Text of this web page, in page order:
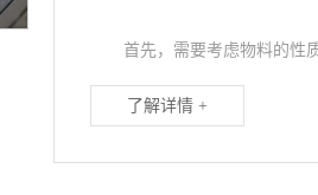
首先，需要考虑物料的性质
了解详情 +